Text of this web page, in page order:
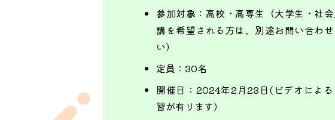
参加対象： 高校・高専生（大学生・社
講を希望される方は、別途お問い合わ
い）
定員： 30名
開催日： 2024年2月23日(ビデオによる
習が有ります）